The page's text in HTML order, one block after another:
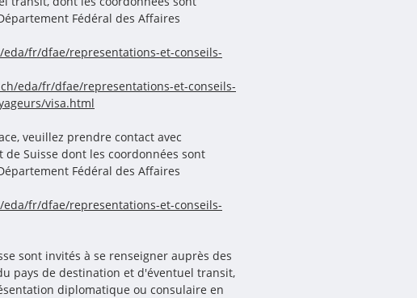
Fédéral des Affaires
fr/dfae/representations-et-conseils-
eda/fr/dfae/representations-et-conseils-
visa.html
veuillez prendre contact avec
de Suisse dont les coordonnées sont
Fédéral des Affaires
fr/dfae/representations-et-conseils-
sont invités à se renseigner auprès des
pays de destination et d'éventuel transit,
diplomatique ou consulaire en